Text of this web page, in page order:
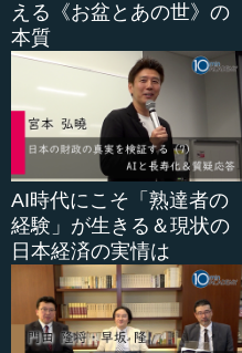
える《お盆とあの世》の
本質
AI時代にこそ「熟達者の
経験」が生きる＆現状の
日本経済の実情は